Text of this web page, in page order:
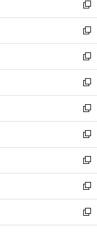
ィ
ン
ド
ウ
で
開
く
い
ウ
ィ
ン
ド
ウ
で
開
く
新
し
い
ウ
ィ
ン
ド
ウ
で
開
く
新
し
い
ウ
ィ
ン
ド
ウ
で
開
く
新
し
い
ウ
ィ
ン
ド
ウ
で
開
く
新
し
い
ウ
ィ
ン
ド
ウ
で
開
く
新
し
い
ウ
ィ
ン
ド
ウ
で
開
新
し
い
ウ
ィ
ン
ド
ウ
新
し
い
ウ
ィ
ン
新
し
い
ウ
新
し